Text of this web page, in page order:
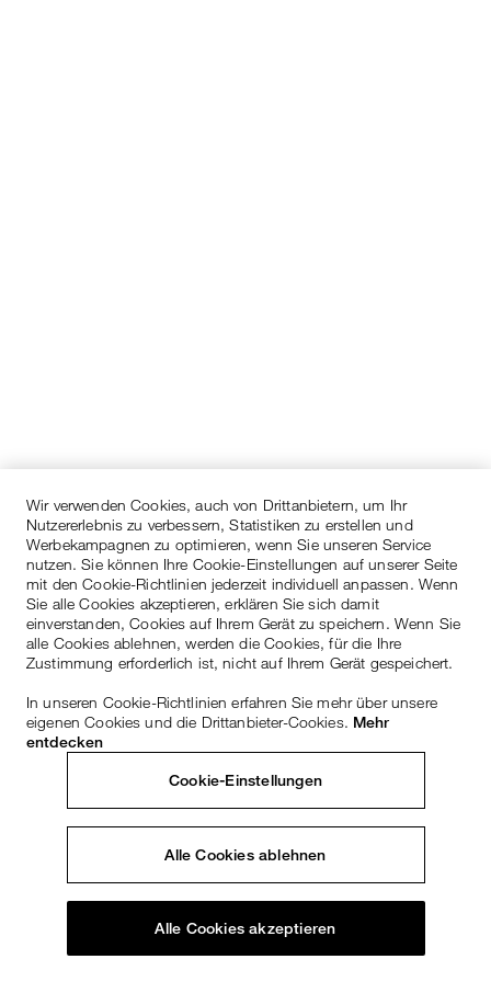
Wir verwenden Cookies, auch von Drittanbietern, um Ihr
Nutzererlebnis zu verbessern, Statistiken zu erstellen und
Werbekampagnen zu optimieren, wenn Sie unseren Service
nutzen. Sie können Ihre Cookie-Einstellungen auf unserer Seite
mit den Cookie-Richtlinien jederzeit individuell anpassen. Wenn
Sie alle Cookies akzeptieren, erklären Sie sich damit
einverstanden, Cookies auf Ihrem Gerät zu speichern. Wenn Sie
alle Cookies ablehnen, werden die Cookies, für die Ihre
Zustimmung erforderlich ist, nicht auf Ihrem Gerät gespeichert.
In unseren Cookie-Richtlinien erfahren Sie mehr über unsere
eigenen Cookies und die Drittanbieter-Cookies. Mehr
entdecken
Cookie-Einstellungen
Alle Cookies ablehnen
Alle Cookies akzeptieren